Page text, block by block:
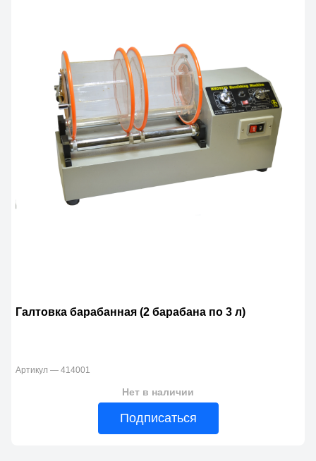
Галтовка барабанная (2 барабана по 3 л)
Артикул — 414001
Нет в наличии
Подписаться